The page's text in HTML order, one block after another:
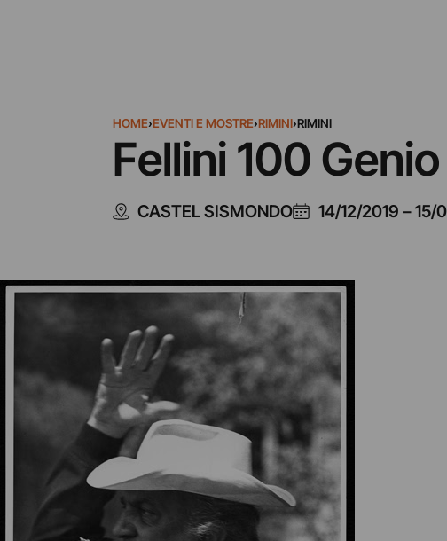
HOME›EVENTI E MOSTRE›RIMINI›RIMINI
Fellini 100
CASTEL SISMONDO 14/12/2019 –15/